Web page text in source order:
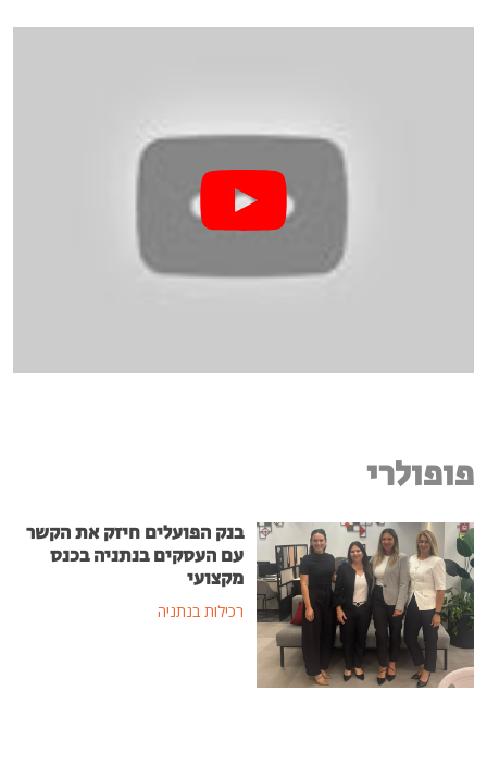
פופולרי
בנק הפועלים חיזק את הקשר
עם העסקים בנתניה בכנס
מקצועי
רכילות בנתניה